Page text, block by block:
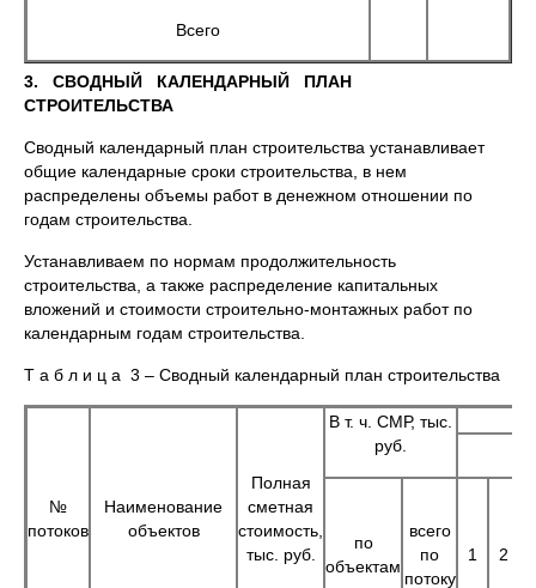
Всего
3. СВОДНЫЙ КАЛЕНДАРНЫЙ ПЛАН
СТРОИТЕЛЬСТВА
Сводный календарный план строительства устанавливает
общие календарные сроки строительства, в нем
распределены объемы работ в денежном отношении по
годам строительства.
Устанавливаем по нормам продолжительность
строительства, а также распределение капитальных
вложений и стоимости строительно-монтажных работ по
календарным годам строительства.
Т а б л и ц а 3 – Сводный календарный план строительства
№
потоков
Наименование
объектов
Полная
сметная
стоимость,
тыс. руб.
В т. ч. СМР, тыс.
руб.
по
объектам
всего
по
потоку
1 2